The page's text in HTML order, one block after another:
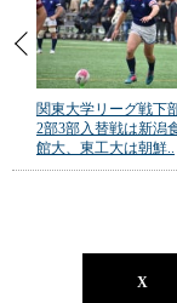
関東大学リーグ戦下
2部3部入替戦は新潟
館大、東工大は朝鮮..
X